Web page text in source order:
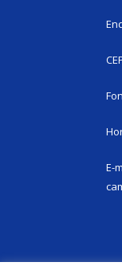
E-